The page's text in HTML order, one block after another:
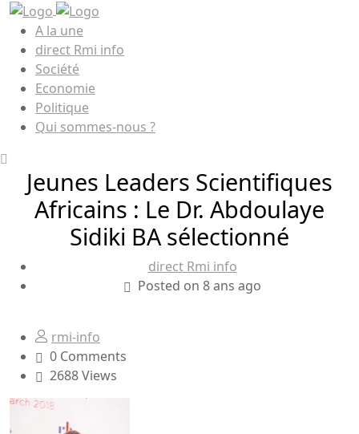
A la une
direct Rmi info
Société
Economie
Politique
Qui sommes-nous ?
Jeunes Leaders Scientifiques
Africains : Le Dr. Abdoulaye
Sidiki BA sélectionné
direct Rmi info
Posted on 8 ans ago
rmi-info
0 Comments
2688 Views